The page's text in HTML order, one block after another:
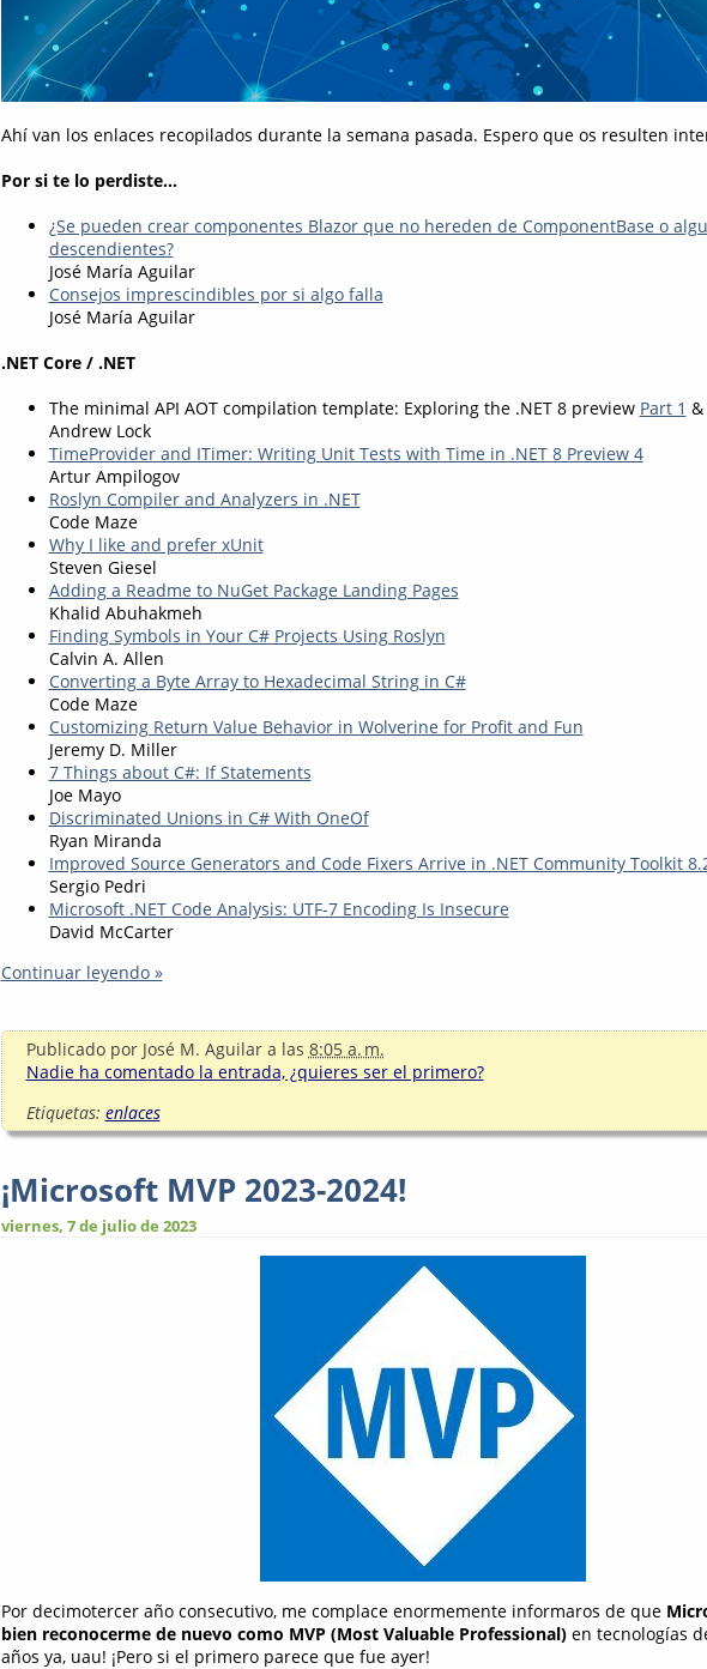
Ahí van los enlaces recopilados durante la semana pasada. Espero que os resulten
Por si te lo perdiste...
¿Se pueden crear componentes Blazor que no hereden de ComponentBase o
descendientes?
José María Aguilar
Consejos imprescindibles por si algo falla
José María Aguilar
.NET Core / .NET
The minimal API AOT compilation template: Exploring the .NET 8 preview Part 1 &
Andrew Lock
TimeProvider and ITimer: Writing Unit Tests with Time in .NET 8 Preview 4
Artur Ampilogov
Roslyn Compiler and Analyzers in .NET
Code Maze
Why I like and prefer xUnit
Steven Giesel
Adding a Readme to NuGet Package Landing Pages
Khalid Abuhakmeh
Finding Symbols in Your C# Projects Using Roslyn
Calvin A. Allen
Converting a Byte Array to Hexadecimal String in C#
Code Maze
Customizing Return Value Behavior in Wolverine for Profit and Fun
Jeremy D. Miller
7 Things about C#: If Statements
Joe Mayo
Discriminated Unions in C# With OneOf
Ryan Miranda
Improved Source Generators and Code Fixers Arrive in .NET Community Toolkit
Sergio Pedri
Microsoft .NET Code Analysis: UTF-7 Encoding Is Insecure
David McCarter
Continuar leyendo »
Publicado por José M. Aguilar a las 8:05 a. m.
Nadie ha comentado la entrada, ¿quieres ser el primero?
Etiquetas: enlaces
¡Microsoft MVP 2023-2024!
viernes, 7 de julio de 2023
Por decimotercer año consecutivo, me complace enormemente informaros de que
bien reconocerme de nuevo como MVP (Most Valuable Professional)en tecnologías
años ya, uau! ¡Pero si el primero parece que fue ayer!